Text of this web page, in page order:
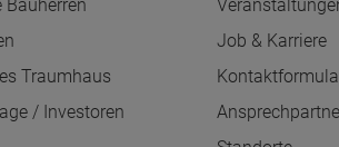
Bauherren
Traumhaus
/ Investoren
Job & Karriere